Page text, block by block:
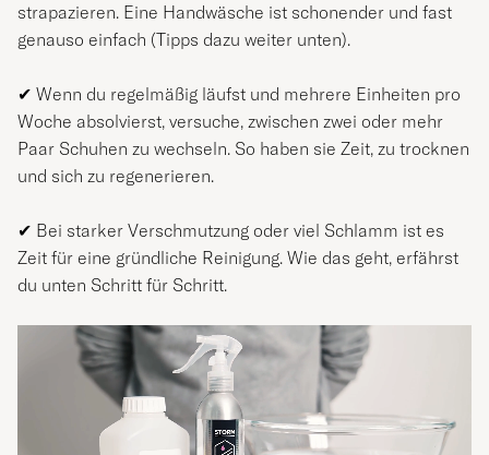
strapazieren. Eine Handwäsche ist schonender und fast
genauso einfach (Tipps dazu weiter unten).
✔ Wenn du regelmäßig läufst und mehrere Einheiten pro
Woche absolvierst, versuche, zwischen zwei oder mehr
Paar Schuhen zu wechseln. So haben sie Zeit, zu trocknen
und sich zu regenerieren.
✔ Bei starker Verschmutzung oder viel Schlamm ist es
Zeit für eine gründliche Reinigung. Wie das geht, erfährst
du unten Schritt für Schritt.